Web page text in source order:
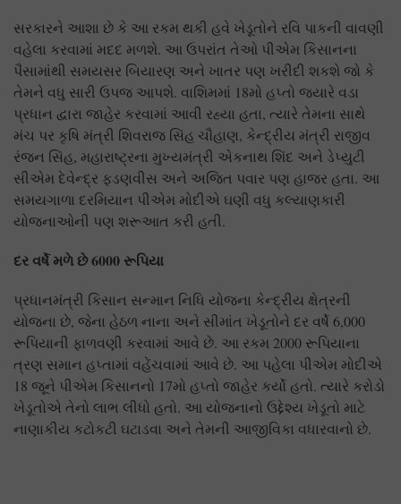
સરકારને આશા છે કે આ રકમ થકી હવે ખેડૂતોને રવિ પાકની વાવણી
વહેલા કરવામાં મદદ મળશે. આ ઉપરાંત તેઓ પીએમ કિસાનના
પૈસામાંથી સમયસર બિયારણ અને ખાતર પણ ખરીદી શકશે જો કે
તેમને વધુ સારી ઉપજ આપશે. વાશિમમાં 18મો હપ્તો જ્યારે વડા
પ્રધાન દ્વારા જાહેર કરવામાં આવી રહ્યા હતા, ત્યારે તેમના સાથે
મંચ પર કૃષિ મંત્રી શિવરાજ સિંહ ચૌહાણ, કેન્દ્રીય મંત્રી રાજીવ
રંજન સિંહ, મહારાષ્ટ્રના મુખ્યમંત્રી એકનાથ શિંદ અને ડેપ્યુટી
સીએમ દેવેન્દ્ર ફડણવીસ અને અજિત પવાર પણ હાજર હતા. આ
સમયગાળા દરમિયાન પીએમ મોદીએ ઘણી વધુ કલ્યાણકારી
યોજનાઓની પણ શરૂઆત કરી હતી.
દર વર્ષે મળે છે 6000 રૂપિયા
પ્રધાનમંત્રી કિસાન સન્માન નિધિ યોજના કેન્દ્રીય ક્ષેત્રની
યોજના છે, જેના હેઠળ નાના અને સીમાંત ખેડૂતોને દર વર્ષે 6,000
રૂપિયાની ફાળવણી કરવામાં આવે છે. આ રકમ 2000 રૂપિયાના
ત્રણ સમાન હપ્તામાં વહેંચવામાં આવે છે. આ પહેલા પીએમ મોદીએ
18 જૂને પીએમ કિસાનનો 17મો હપ્તો જાહેર કર્યો હતો. ત્યારે કરોડો
ખેડૂતોએ તેનો લાભ લીધો હતો. આ યોજનાનો ઉદ્દેશ્ય ખેડૂતો માટે
નાણાકીય કટોકટી ઘટાડવા અને તેમની આજીવિકા વધારવાનો છે.